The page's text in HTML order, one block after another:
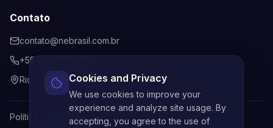
Contato
contato@nebrasil.com.br
+55 (21) 3170-4529
Rio de Janeiro, Brasil
Política de Privacidade
Cookies and Privacy
We use cookies to improve your
experience and analyze site usage. By
accepting, you agree to the use of